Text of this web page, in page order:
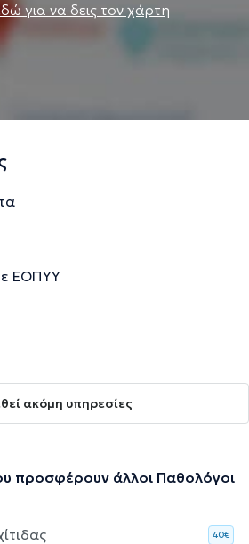
για να δεις τον χάρτη
ΕΟΠΥΥ
ακόμη υπηρεσίες
προσφέρουν άλλοι Παθολόγοι
40€